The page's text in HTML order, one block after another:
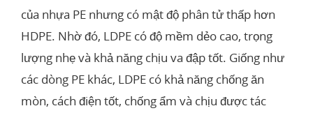
của nhựa PE nhưng có mật độ phân tử thấp hơn
HDPE. Nhờ đó, LDPE có độ mềm dẻo cao, trọng
lượng nhẹ và khả năng chịu va đập tốt. Giống như
các dòng PE khác, LDPE có khả năng chống ăn
mòn, cách điện tốt, chống ẩm và chịu được tác